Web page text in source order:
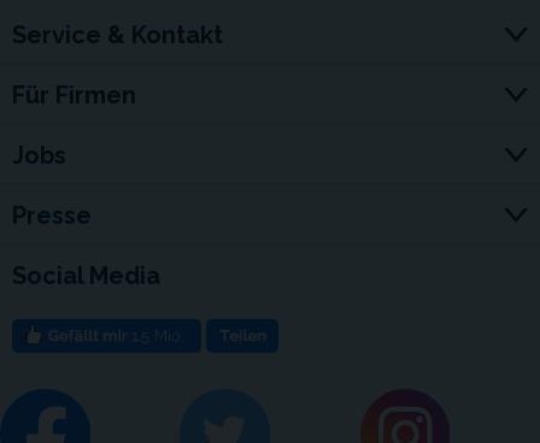
Service & Kontakt
Für Firmen
Jobs
Presse
Social Media